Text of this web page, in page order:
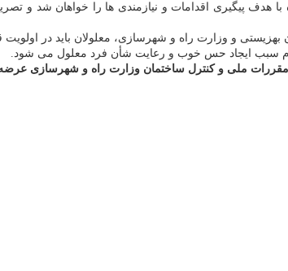
حضور ۴ نفر از مطالبه گران ذی صلاح در این کارگروه با هدف پیگیری اقدامات و نیازمندی ها
و وزارت راه و شهرسازی، معلولان باید در اولویت
سبب ایجاد حس خوب و رعایت شأن فرد معلول می شود.